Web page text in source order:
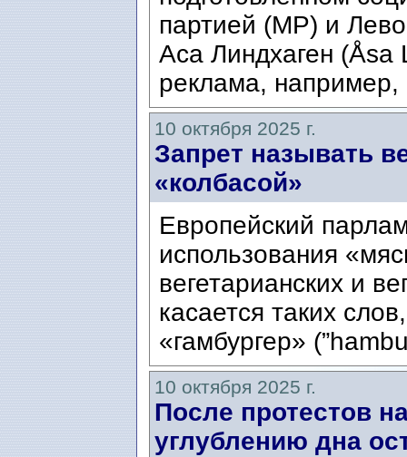
партией (MP) и
Аса Линдхаген (Åsa
реклама,
10 октября 2025 г.
Запрет называть
«колбасой»
Европейский
использования
вегетарианских и
касается таких
«гамбургер»
10 октября 2025 г.
После протестов
углублению дна